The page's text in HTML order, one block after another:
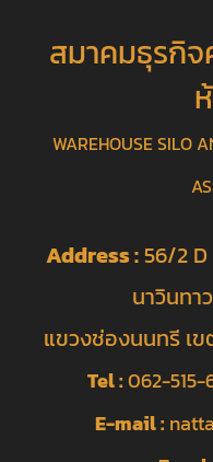
สมาคมธุรกิจ
WAREHOUSE SILO
Address :56/2 D
นาวินทา
แขวงช่องนนทรี เข
Tel :062-515-
E-mail :